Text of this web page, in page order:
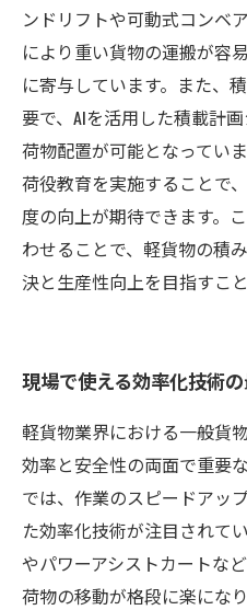
ンドリフトや可動式コンベ
により重い貨物の運搬が容
に寄与しています。また、
要で、AIを活用した積載計
荷物配置が可能となってい
荷役教育を実施することで
度の向上が期待できます。
わせることで、軽貨物の積
決と生産性向上を目指すこ
現場で使える効率化技術
軽貨物業界における一般貨
効率と安全性の両面で重要
では、作業のスピードアッ
た効率化技術が注目されて
やパワーアシストカートな
荷物の移動が格段に楽にな